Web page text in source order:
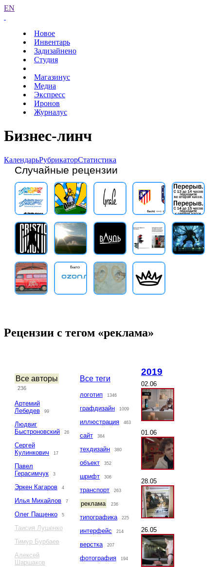
EN
Новое
Инвентарь
Задизайнено
Студия
Магазинус
Медиа
Экспресс
Иронов
Журналус
Бизнес-линч
КалендарьРубрикаторСтатистика
Случайные рецензии
Рецензии с тегом «реклама»
Все авторы
236
Артемий
Лебедев
99
Людвиг
Быстроновский
26
Сергей
Кулинкович
17
Павел
Герасимчук
3
Эркен Кагаров 4
Илья Михайлов 7
Олег Пащенко 5
Таисия Лушенко
Тимур Бурбаев
Алексей
Шаршаков
Все теги
логотип 1346
графдизайн 1009
иллюстрация 463
сайт 384
техдизайн 380
объект 352
шрифт 306
транспорт 263
реклама 236
типографика 225
интерфейс 214
верстка 207
фотография 194
2019
02.06
01.06
28.05
26.05